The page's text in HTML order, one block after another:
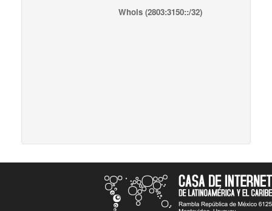
Whois(2803:3150::/32)